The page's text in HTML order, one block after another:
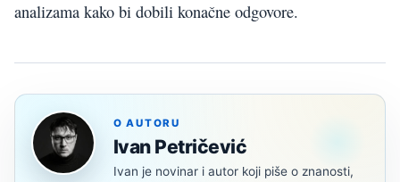
analizama kako bi dobili konačne odgovore.
O AUTORU
Ivan Petričević
Ivan je novinar i autor koji piše o znanosti,